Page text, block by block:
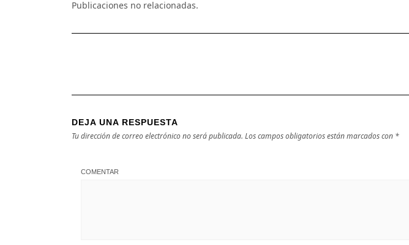
Publicaciones no relacionadas.
DEJA UNA RESPUESTA
Tu dirección de correo electrónico no será publicada. Los campos obligatorios están marcados con *
COMENTAR